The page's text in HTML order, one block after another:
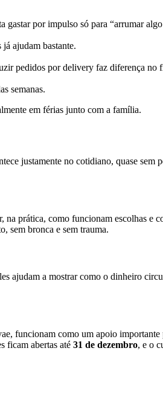
gastar por impulso só para “arrumar
ajudam bastante.
pedidos por delivery faz diferença no
semanas.
em férias junto com a família.
justamente no cotidiano, quase sem
na prática, como funcionam escolhas e
sem bronca e sem trauma.
ajudam a mostrar como o dinheiro
funcionam como um apoio importante
ficam abertas até 31 de dezembro, e o